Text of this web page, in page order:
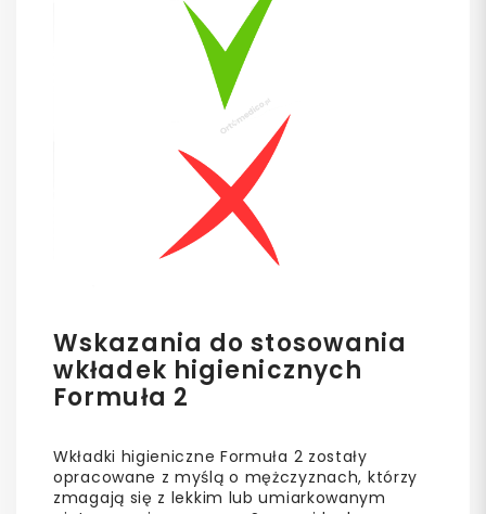
Wskazania do stosowania
wkładek higienicznych
Formuła 2
Wkładki higieniczne Formuła 2 zostały
opracowane z myślą o mężczyznach, którzy
zmagają się z lekkim lub umiarkowanym